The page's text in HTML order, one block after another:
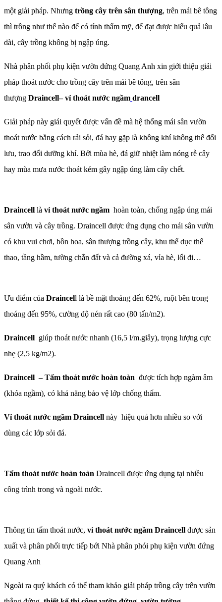
một giải pháp. Nhưng trồng cây trên sân thượng, trên mái bê tông
thì trồng như thế nào để có tính thẩm mỹ, để đạt được hiểu quả lâu
dài, cây trồng không bị ngập úng.
Nhà phân phối phụ kiện vườn đứng Quang Anh xin giới thiệu giải
pháp thoát nước cho trồng cây trên mái bê tông, trên sân
thượng Draincell– vỉ thoát nước ngầm drancell
Giải pháp này giái quyết được vấn đề mà hệ thống mái sân vườn
thoát nước bằng cách rải sỏi, đá hay gặp là không khí không thể đối
lưu, trao đổi dưỡng khí. Bởi mùa hè, đá giữ nhiệt làm nóng rễ cây
hay mùa mưa nước thoát kém gây ngập úng làm cây chết.
Draincell là vỉ thoát nước ngầm hoàn toàn, chống ngập úng mái
sân vườn và cây trồng. Draincell được ứng dụng cho mái sân vườn
có khu vui chơi, bồn hoa, sân thượng trồng cây, khu thể dục thể
thao, tầng hầm, tường chắn đất và cả đường xá, vỉa hè, lối đi…
Ưu điểm của Draincell là bề mặt thoáng đến 62%, ruột bên trong
thoáng đến 95%, cường độ nén rất cao (80 tấn/m2).
Draincell giúp thoát nước nhanh (16,5 l/m.giây), trọng lượng cực
nhẹ (2,5 kg/m2).
Draincell –Tấm thoát nước hoàn toàn được tích hợp ngàm âm
(khóa ngầm), có khả năng bảo vệ lớp chống thấm.
Vỉ thoát nước ngầm Draincell này hiệu quả hơn nhiều so với
dùng các lớp sỏi đá.
Tấm thoát nước hoàn toàn Draincell được ứng dụng tại nhiều
công trình trong và ngoài nước.
Thông tin tấm thoát nước, vỉ thoát nước ngầm Draincell được sản
xuất và phân phối trực tiếp bới Nhà phân phói phụ kiện vườn đứng
Quang Anh
Ngoài ra quý khách có thể tham khảo giải pháp trồng cây trên vườn